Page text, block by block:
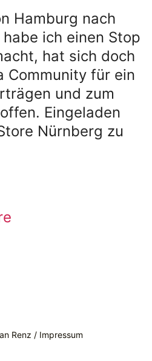
Hamburg nach
ich einen Stop
hat sich doch
Community für ein
und zum
Eingeladen
Nürnberg zu
Renz / Impressum